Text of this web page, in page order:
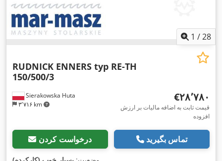
1 /28
Sierakowska Huta
۳٬۷۱۶ km
RUDNICK ENNERS typ RE-TH
150/500/3
‎€۲۸٬۷۸۰
قیمت ثابت به اضافه مالیات بر ارزش
افزوده
درخواست کردن تماس بگیرید